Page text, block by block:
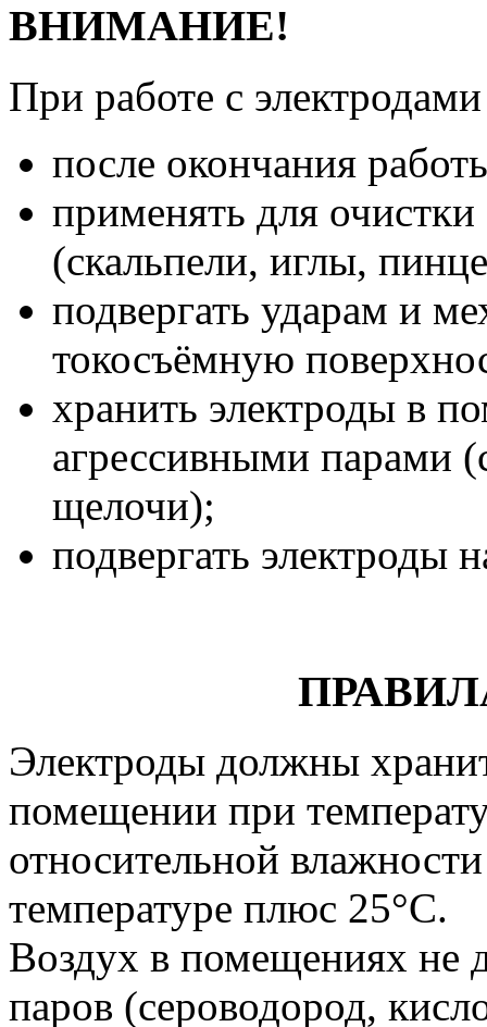
ВНИМАНИЕ!
При работе с
после окончания
применять для
(скальпели, иглы,
подвергать ударам и
токосъёмную
хранить электроды в
агрессивными парами
щелочи);
подвергать электроды
Электроды должны
помещении при
относительной
температуре плюс 25°С.
Воздух в помещениях не
паров (сероводород,